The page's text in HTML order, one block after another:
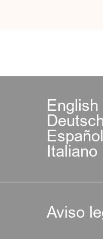
English
Italiano
Aviso